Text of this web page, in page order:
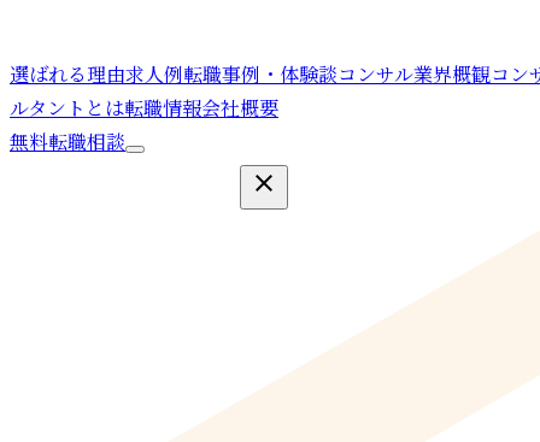
選ばれる理由求人例転職事例・体験談コンサル業界概観コン
ルタントとは転職情報会社概要
無料転職相談
close